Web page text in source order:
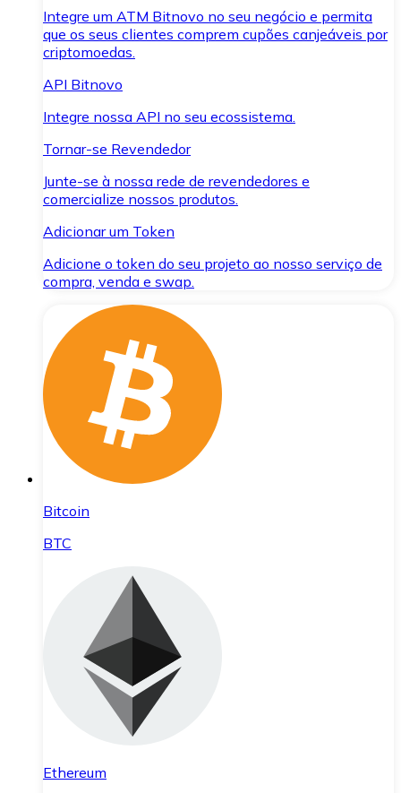
Integre um ATM Bitnovo no seu negócio e permita
que os seus clientes comprem cupões canjeáveis por
criptomoedas.
API Bitnovo
Integre nossa API no seu ecossistema.
Tornar-se Revendedor
Junte-se à nossa rede de revendedores e
comercialize nossos produtos.
Adicionar um Token
Adicione o token do seu projeto ao nosso serviço de
compra, venda e swap.
Bitcoin
BTC
Ethereum